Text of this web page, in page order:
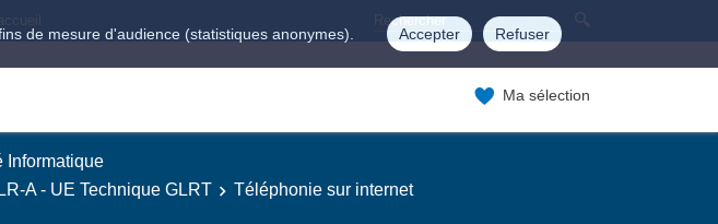
de mesure d'audience (statistiques anonymes). Accepter Refuser
Ma sélection
Informatique
A - UE Technique GLRT Téléphonie sur internet